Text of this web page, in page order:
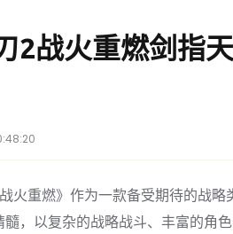
2战火重燃剑指
火重燃》作为一款备受期待的战
，以复杂的战略战斗、丰富的角